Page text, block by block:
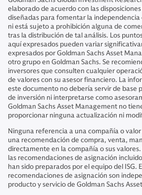
elaborado de acuerdo con las
diseñadas para fomentar la independencia
ni está sujeto a prohibición alguna de
tras la distribución de tal análisis. Los
aquí expresados pueden variar
expresados por Goldman Sachs Asset
otro grupo en Goldman Sachs. Se
inversores que consulten cualquier
de valores con su asesor financiero. La
este documento no debería servir de base
de inversión ni interpretarse como
Goldman Sachs Asset Management no
proporcionar ninguna actualización ni
Ninguna referencia a una compañía o
una recomendación de compra, venta,
directamente en la compañía o sus
las recomendaciones de asignación
han sido preparados por el equipo del ISG.
recomendaciones de asignación son
producto y servicio de Goldman Sachs